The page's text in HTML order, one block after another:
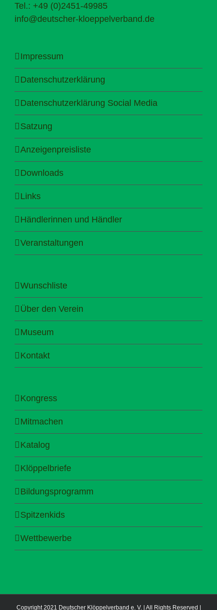
Tel.: +49 (0)2451-49985
info@deutscher-kloeppelverband.de
Impressum
Datenschutzerklärung
Datenschutzerklärung Social Media
Satzung
Anzeigenpreisliste
Downloads
Links
Händlerinnen und Händler
Veranstaltungen
Wunschliste
Über den Verein
Museum
Kontakt
Kongress
Mitmachen
Katalog
Klöppelbriefe
Bildungsprogramm
Spitzenkids
Wettbewerbe
Copyright 2021 Deutscher Klöppelverband e. V. | All Rights Reserved |